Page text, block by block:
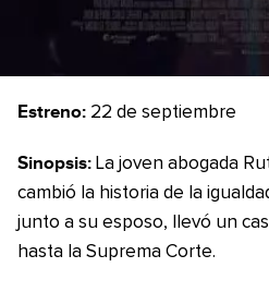
Estreno: 22 de septiembre
Sinopsis: La joven abogada
cambió la historia de la
junto a su esposo, llevó un
hasta la Suprema Corte.